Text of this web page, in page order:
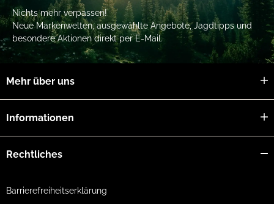
Nichts mehr verpassen!
Neue Markenwelten, ausgewählte Angebote, Jagdtipps und
besondere Aktionen direkt per E-Mail.
Mehr über uns
Informationen
Rechtliches
Barrierefreiheitserklärung